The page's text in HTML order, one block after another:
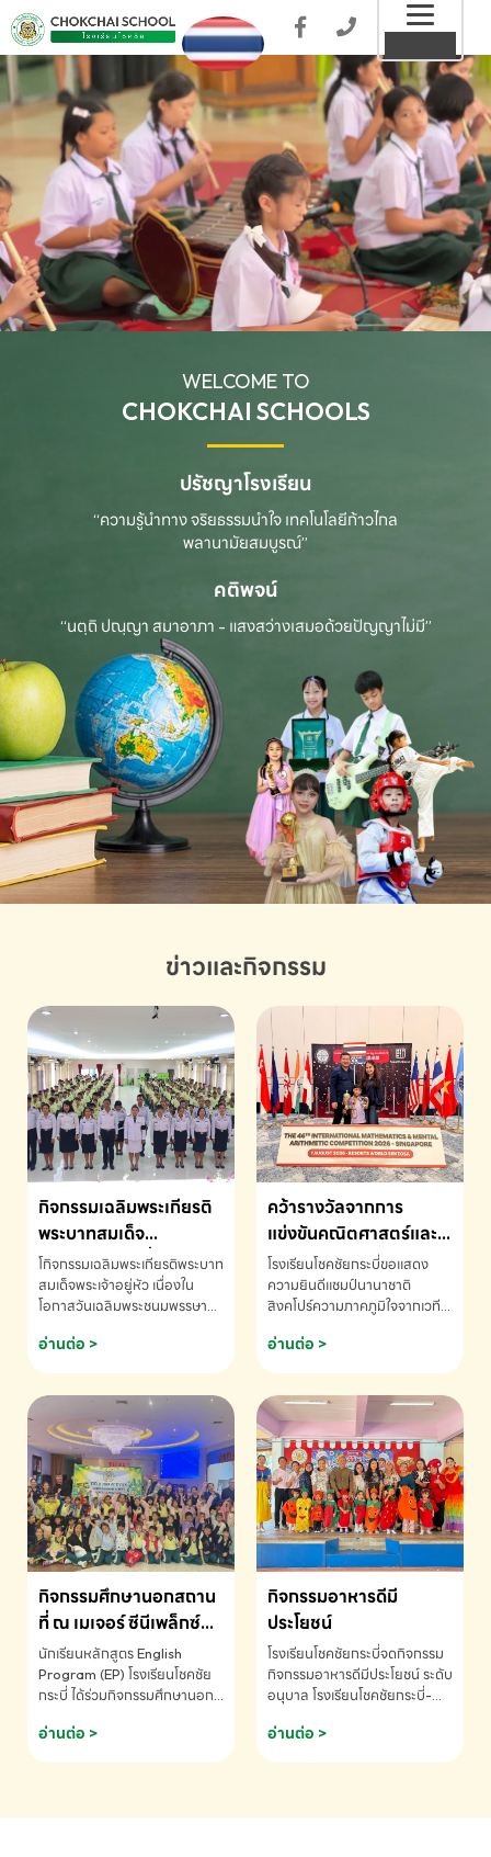
WELCOME TO
CHOKCHAI SCHOOLS
ปรัชญาโรงเรียน
“ความรู้นำทาง จริยธรรมนำใจ เทคโนโลยีก้าวไกล
พลานามัยสมบูรณ์”
คติพจน์
“นตฺถิ ปณฺญา สมาอาภา - แสงสว่างเสมอด้วยปัญญาไม่มี”
ข่าวและกิจกรรม
กิจกรรมเฉลิมพระเกียรติ
พระบาทสมเด็จ
พระเจ้าอยู่หัว เนื่องใน
โอกาสวันเฉลิม
พระชนมพรรษา
โกิจกรรมเฉลิมพระเกียรติพระบาท
สมเด็จพระเจ้าอยู่หัว เนื่องใน
โอกาสวันเฉลิมพระชนมพรรษา
ข้อมูลเพิ่มเติม โทร. 075-691910
อ่านต่อ >
คว้ารางวัลจากการ
แข่งขันคณิตศาสตร์และ
คณิตคิดเร็วนานาชาติ
ครั้งที่ 46 ประจำปี 2569
ณ ประเทศสิงคโปร์
โรงเรียนโชคชัยกระบี่ขอแสดง
ความยินดีแชมป์นานาชาติ
สิงคโปร์ความภาคภูมิใจจากเวที
ด.ช.พัทธนันท์ พรหมพันธ์ ชั้น
อนุบาล EP K3 โรงเรียนโชคชัย
แข่งขันคณิตศาสตร์และคณิตคิด
เร็วนานาชาติ ครั้งที่ 46 ประจำปี
2569 ณ ประเทศสิงคโปร์
INTERNATIONAL
MATHEMATICS AND
MENTAL ARITHMETIC
COMPETITION 2026 - ถ้วย
รางวัลรองชนะเลิศอันดับที่ 2
Mental Arithmetic
Competition K2 - ถ้วยรางวัล
รองชนะเลิศอันดับที่ 2 Mental
K2(Grop) โรงเรียนโชคชัยกระบี่-
สอบถามข้อมูลเพิ่มเติม โทร.
075-691910
อ่านต่อ >
กิจกรรมศึกษานอกสถาน
ที่ ณ เมเจอร์ ซีนีเพล็กซ์
ระดับประถมศึกษา (EP.1-
6)
นักเรียนหลักสูตร English
Program (EP) โรงเรียนโชคชัย
กระบี่ ได้ร่วมกิจกรรมศึกษานอก
ชมภาพยนตร์ Toy Story 5
(Soundtrack)เพื่อเสริมทักษะ
ภาษา ผ่านประสบการณ์การเรียนรู้
อ่านต่อ >
กิจกรรมอาหารดีมี
ประโยชน์
โรงเรียนโชคชัยกระบี่จดกิจกรรม
กิจกรรมอาหารดีมีประโยชน์ ระดับ
อนุบาล โรงเรียนโชคชัยกระบี่-
075-691910
อ่านต่อ >